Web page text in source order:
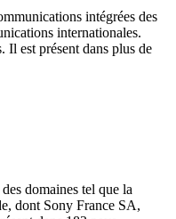
intégrées des
internationales.
Il est présent dans plus de
domaines tel que la
dont Sony France SA,